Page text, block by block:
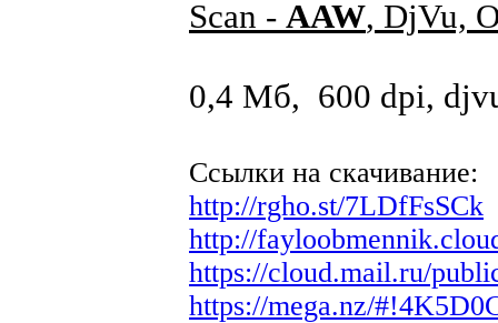
Scan - AAW, DjVu,
0,4 Мб, 600 dpi,
Ссылки на скачивание:
http://rgho.st/7LDfFsSCk
http://
https://cloud.mail.ru/
https://mega.nz/